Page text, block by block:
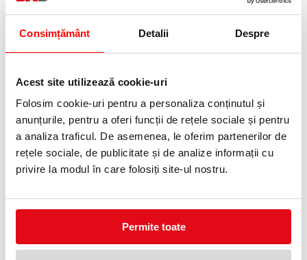
Consimțământ Detalii Despre
Acest site utilizează cookie-uri
Folosim cookie-uri pentru a personaliza conținutul și
anunțurile, pentru a oferi funcții de rețele sociale și pentru
a analiza traficul. De asemenea, le oferim partenerilor de
rețele sociale, de publicitate și de analize informații cu
privire la modul în care folosiți site-ul nostru.
Permite toate
Standard Electric Blue CT
54,99 lei
(pret cu TVA)
Standard White CT Parker
54,99 lei(pret cu TVA)